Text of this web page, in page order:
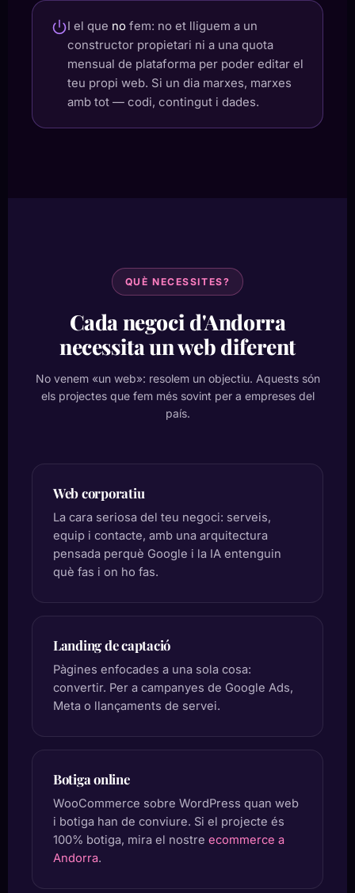
I el que no fem: no et lliguem a un
constructor propietari ni a una quota
mensual de plataforma per poder editar el
teu propi web. Si un dia marxes, marxes
amb tot — codi, contingut i dades.
QUÈ NECESSITES?
Cada negoci d'Andorra
necessita un web diferent
No venem «un web»: resolem un objectiu. Aquests són
els projectes que fem més sovint per a empreses del
país.
Web corporatiu
La cara seriosa del teu negoci: serveis,
equip i contacte, amb una arquitectura
pensada perquè Google i la IA entenguin
què fas i on ho fas.
Landing de captació
Pàgines enfocades a una sola cosa:
convertir. Per a campanyes de Google Ads,
Meta o llançaments de servei.
Botiga online
WooCommerce sobre WordPress quan web
i botiga han de conviure. Si el projecte és
100% botiga, mira el nostre ecommerce a
Andorra.